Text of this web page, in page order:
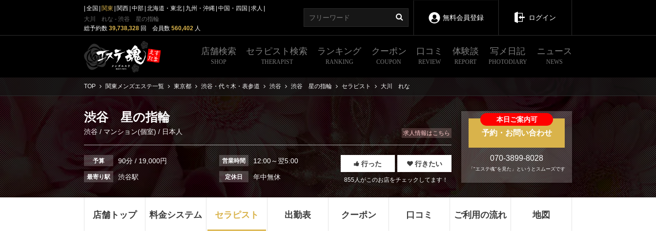
全国 関東 関西 中部 北海道・東北 九州・沖縄 中国・四国
求人
大川 れな - 渋谷 星の指輪
総予約数 39,738,328 回 会員数 560,402 人
無料会員登録 ログイン
店舗検索
SHOP
セラピスト検索
THERAPIST
ランキング
RANKING
クーポン
COUPON
口コミ
REVIEW
体験談
REPORT
写メ日記
PHOTODIARY
ニュース
NEWS
TOP 関東メンズエステ一覧 東京都 渋谷・代々木・表参道 渋谷 渋谷 星の指輪 セラピスト 大川 れな
渋谷 星の指輪
渋谷/マンション(個室)/ 日本人
予算 90分 / 19,000円 営業時間 12:00～翌5:00
最寄り駅 渋谷駅 定休日 年中無休
行った 行きたい
855人がこのお店をチェックしてます！
求人情報はこちら
本日ご案内可
予約・お問い合わせ
070-3899-8028
「"エステ魂"を見た」というとスムーズです
店舗トップ 料金システム セラピスト 出勤表 クーポン 口コミ ご利用の流れ 地図